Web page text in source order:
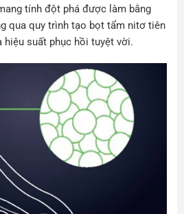
tính đột phá được làm bằng
qua quy trình tạo bọt tẩm nitơ tiên
hiệu suất phục hồi tuyệt vời.